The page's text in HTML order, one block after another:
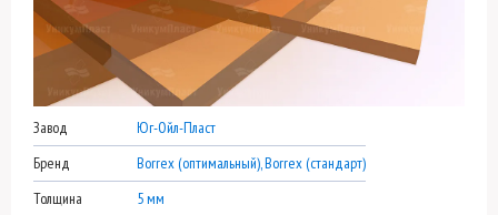
Завод
Юг-Ойл-Пласт
Бренд
Borrex (оптимальный), Borrex (стандарт)
Толщина
5 мм